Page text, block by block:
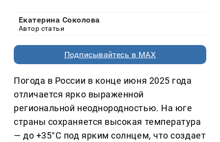
Екатерина Соколова
Автор статьи
Подписывайтесь в MAX
Погода в России в конце июня 2025 года
отличается ярко выраженной
региональной неоднородностью. На юге
страны сохраняется высокая температура
— до +35°C под ярким солнцем, что создает